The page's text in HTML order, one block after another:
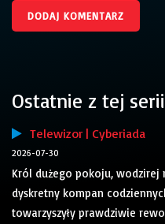
Ostatnie z tej
Telewizor | Cyberiada
2026-07-30
Król dużego pokoju, wodzirej
dyskretny kompan
towarzyszyły prawdziwie